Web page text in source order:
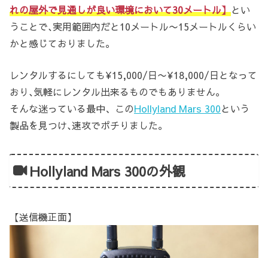
れの屋外で見通しが良い環境において30メートル】とい
うことで､実用範囲内だと10メートル〜15メートルくらい
かと感じておりました。
レンタルするにしても¥15,000/日〜¥18,000/日となって
おり､気軽にレンタル出来るものでもありません。
そんな迷っている最中、このHollyland Mars 300という
製品を見つけ､速攻でポチりました。
Hollyland Mars 300の外観
【送信機正面】